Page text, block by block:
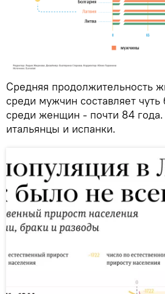
Средняя продолжительность
среди мужчин составляет
среди женщин - почти 84
итальянцы и испанки.